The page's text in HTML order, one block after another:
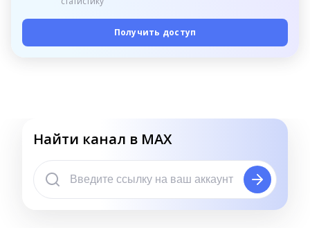
Получить доступ
Найти канал в MAX